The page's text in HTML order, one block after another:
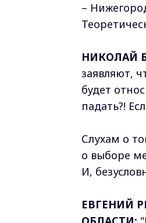
–
НИКОЛАЙ
заявляют,
будет
падать?!
Слухам о
о выборе
И,
ЕВГЕНИЙ